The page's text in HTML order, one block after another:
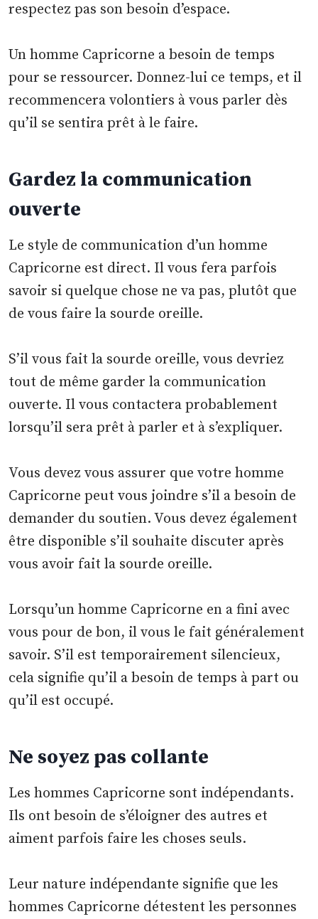
respectez pas son besoin d’espace.
Un homme Capricorne a besoin de temps
pour se ressourcer. Donnez-lui ce temps, et il
recommencera volontiers à vous parler dès
qu’il se sentira prêt à le faire.
Gardez la communication
ouverte
Le style de communication d’un homme
Capricorne est direct. Il vous fera parfois
savoir si quelque chose ne va pas, plutôt que
de vous faire la sourde oreille.
S’il vous fait la sourde oreille, vous devriez
tout de même garder la communication
ouverte. Il vous contactera probablement
lorsqu’il sera prêt à parler et à s’expliquer.
Vous devez vous assurer que votre homme
Capricorne peut vous joindre s’il a besoin de
demander du soutien. Vous devez également
être disponible s’il souhaite discuter après
vous avoir fait la sourde oreille.
Lorsqu’un homme Capricorne en a fini avec
vous pour de bon, il vous le fait généralement
savoir. S’il est temporairement silencieux,
cela signifie qu’il a besoin de temps à part ou
qu’il est occupé.
Ne soyez pas collante
Les hommes Capricorne sont indépendants.
Ils ont besoin de s’éloigner des autres et
aiment parfois faire les choses seuls.
Leur nature indépendante signifie que les
hommes Capricorne détestent les personnes